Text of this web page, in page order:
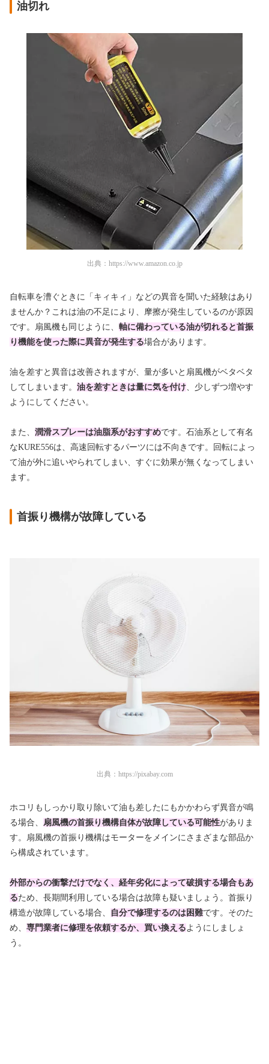
油切れ
出典： https://www.amazon.co.jp
自転車を漕ぐときに「キィキィ」などの異音を聞いた経験はあり
ませんか？これは油の不足により、摩擦が発生しているのが原因
です。扇風機も同じように、 軸に備わっている油が切れると首振
り機能を使った際に異音が発生する場合があります。
油を差すと異音は改善されますが、量が多いと扇風機がベタベタ
してしまいます。 油を差すときは量に気を付け 、少しずつ増やす
ようにしてください。
また、 潤滑スプレーは油脂系がおすすめです。石油系として有名
なKURE556は、高速回転するパーツには不向きです。回転によっ
て油が外に追いやられてしまい、すぐに効果が無くなってしまい
ます。
首振り機構が故障している
出典： https://pixabay.com
ホコリもしっかり取り除いて油も差したにもかかわらず異音が鳴
る場合、 扇風機の首振り機構自体が故障している可能性がありま
す。扇風機の首振り機構はモーターをメインにさまざまな部品か
ら構成されています。
外部からの衝撃だけでなく、経年劣化によって破損する場合もあ
るため、長期間利用している場合は故障も疑いましょう。首振り
構造が故障している場合、
自分で修理するのは困難です。そのた
め、 専門業者に修理を依頼するか、買い換える ようにしましょ
う。